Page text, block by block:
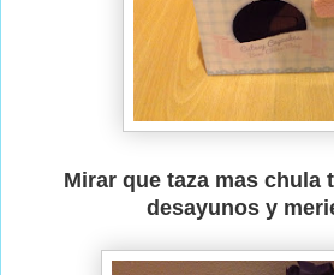
Mirar que taza mas chula
desayunos y